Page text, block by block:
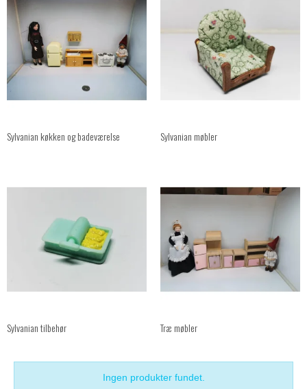
Sylvanian køkken og badeværelse Sylvanian møbler
Sylvanian tilbehør Træ møbler
Ingen produkter fundet.